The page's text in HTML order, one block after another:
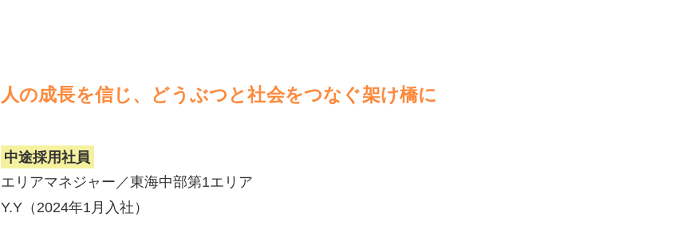
人の成長を信じ、どうぶつと社会をつなぐ架け橋に
中途採用社員
エリアマネジャー／東海中部第1エリア
Y.Y（2024年1月入社）